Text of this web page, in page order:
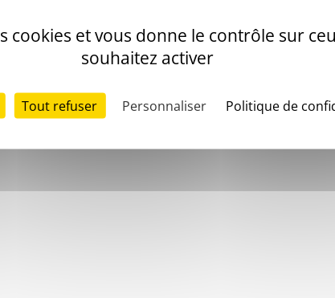
cookies et vous donne le contrôle sur
souhaitez activer
Tout refuser Personnaliser Politique de